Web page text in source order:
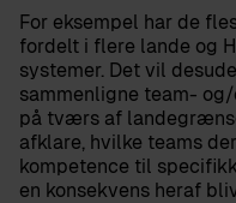
For eksempel har de
fordelt i flere lande og
systemer. Det vil
sammenligne team-
på tværs af
afklare, hvilke teams
kompetence til
en konsekvens heraf